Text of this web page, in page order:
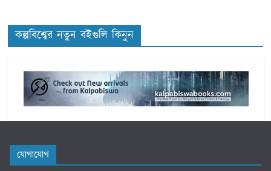
s কল্পবিশ্বের নতুন বইগুলি কিনুন
যোগাযোগ